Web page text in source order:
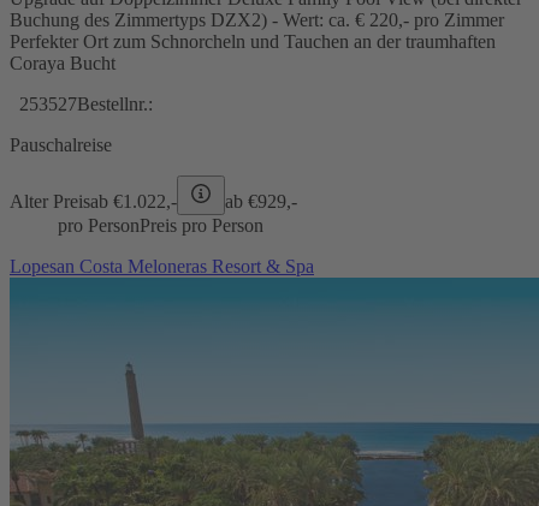
Buchung des Zimmertyps DZX2) - Wert: ca. € 220,- pro Zimmer
Perfekter Ort zum Schnorcheln und Tauchen an der traumhaften
Coraya Bucht
253527Bestellnr.:
Pauschalreise
Alter Preisab €1.022,- ab €929,-
pro PersonPreis pro Person
Lopesan Costa Meloneras Resort & Spa